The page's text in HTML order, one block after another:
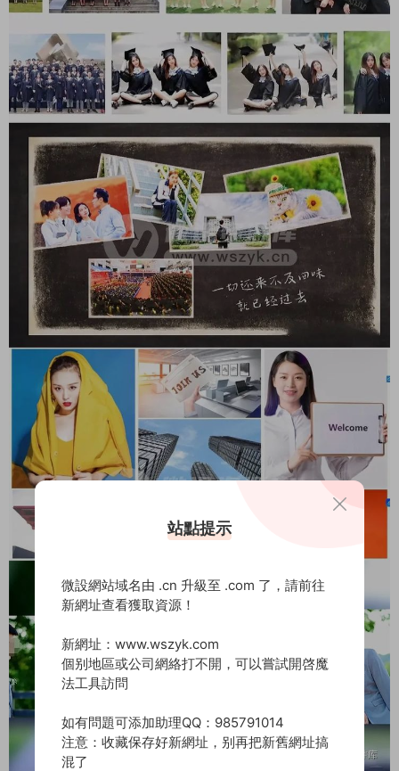
站點提示
微設網站域名由 .cn 升級至 .com 了，請前往
新網址查看獲取資源！
新網址：www.wszyk.com
個别地區或公司網絡打不開，可以嘗試開啓魔
法工具訪問
如有問題可添加助理QQ：985791014
注意：收藏保存好新網址，别再把新舊網址搞
混了